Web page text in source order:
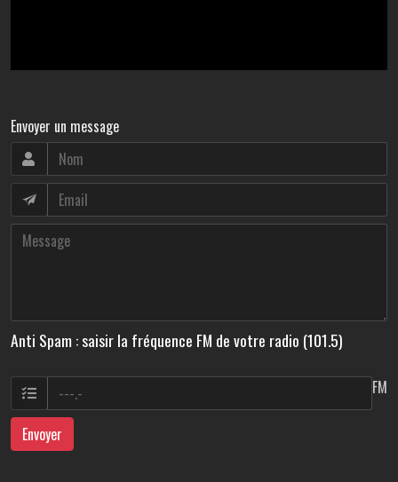
Envoyer un message
Anti Spam : saisir la fréquence FM de votre radio (101.5)
FM
Envoyer